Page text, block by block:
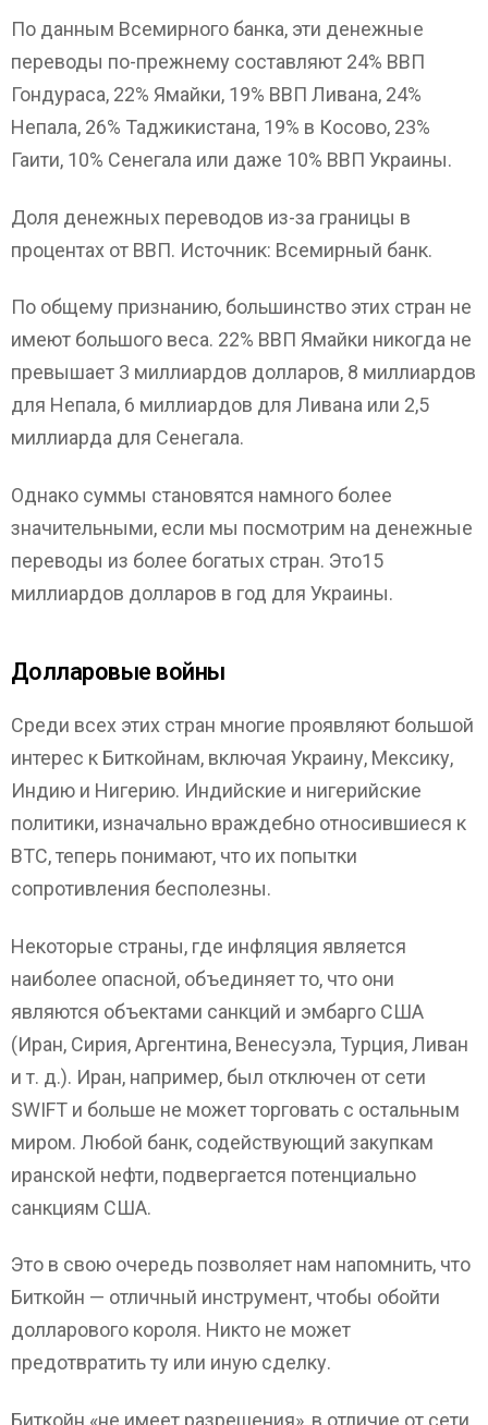
По данным Всемирного банка, эти денежные
переводы по-прежнему составляют 24% ВВП
Гондураса, 22% Ямайки, 19% ВВП Ливана, 24%
Непала, 26% Таджикистана, 19% в Косово, 23%
Гаити, 10% Сенегала или даже 10% ВВП Украины.
Доля денежных переводов из-за границы в
процентах от ВВП. Источник: Всемирный банк.
По общему признанию, большинство этих стран не
имеют большого веса. 22% ВВП Ямайки никогда не
превышает 3 миллиардов долларов, 8 миллиардов
для Непала, 6 миллиардов для Ливана или 2,5
миллиарда для Сенегала.
Однако суммы становятся намного более
значительными, если мы посмотрим на денежные
переводы из более богатых стран. Это15
миллиардов долларов в год для Украины.
Долларовые войны
Среди всех этих стран многие проявляют большой
интерес к Биткойнам, включая Украину, Мексику,
Индию и Нигерию. Индийские и нигерийские
политики, изначально враждебно относившиеся к
BTC, теперь понимают, что их попытки
сопротивления бесполезны.
Некоторые страны, где инфляция является
наиболее опасной, объединяет то, что они
являются объектами санкций и эмбарго США
(Иран, Сирия, Аргентина, Венесуэла, Турция, Ливан
и т. д.). Иран, например, был отключен от сети
SWIFT и больше не может торговать с остальным
миром. Любой банк, содействующий закупкам
иранской нефти, подвергается потенциально
санкциям США.
Это в свою очередь позволяет нам напомнить, что
Биткойн — отличный инструмент, чтобы обойти
долларового короля. Никто не может
предотвратить ту или иную сделку.
Биткойн «не имеет разрешения», в отличие от сети